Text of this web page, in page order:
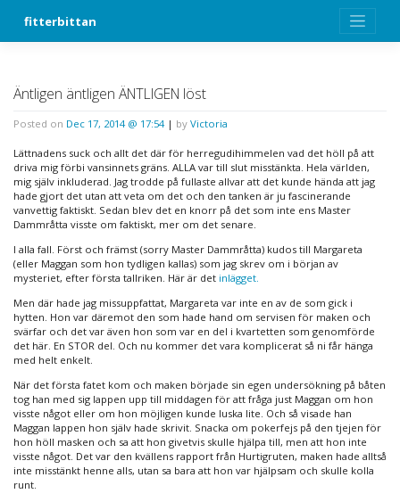
fitterbittan
Äntligen äntligen ÄNTLIGEN löst
Posted on Dec 17, 2014 @ 17:54| by Victoria
Lättnadens suck och allt det där för herregudihimmelen vad det höll på att
driva mig förbi vansinnets gräns. ALLA var till slut misstänkta. Hela världen,
mig själv inkluderad. Jag trodde på fullaste allvar att det kunde hända att jag
hade gjort det utan att veta om det och den tanken är ju fascinerande
vanvettig faktiskt. Sedan blev det en knorr på det som inte ens Master
Dammråtta visste om faktiskt, mer om det senare.
I alla fall. Först och främst (sorry Master Dammråtta) kudos till Margareta
(eller Maggan som hon tydligen kallas) som jag skrev om i början av
mysteriet, efter första tallriken. Här är det inlägget.
Men där hade jag missuppfattat, Margareta var inte en av de som gick i
hytten. Hon var däremot den som hade hand om servisen för maken och
svärfar och det var även hon som var en del i kvartetten som genomförde
det här. En STOR del. Och nu kommer det vara komplicerat så ni får hänga
med helt enkelt.
När det första fatet kom och maken började sin egen undersökning på båten
tog han med sig lappen upp till middagen för att fråga just Maggan om hon
visste något eller om hon möjligen kunde luska lite. Och så visade han
Maggan lappen hon själv hade skrivit. Snacka om pokerfejs på den tjejen för
hon höll masken och sa att hon givetvis skulle hjälpa till, men att hon inte
visste något. Det var den kvällens rapport från Hurtigruten, maken hade alltså
inte misstänkt henne alls, utan sa bara att hon var hjälpsam och skulle kolla
runt.